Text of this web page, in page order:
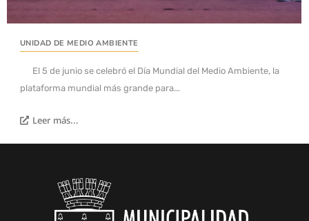
UNIDAD DE MEDIO AMBIENTE
El 5 de junio se celebró el Día Mundial del Medio Ambiente, la
plataforma mundial más grande para...
Leer más...